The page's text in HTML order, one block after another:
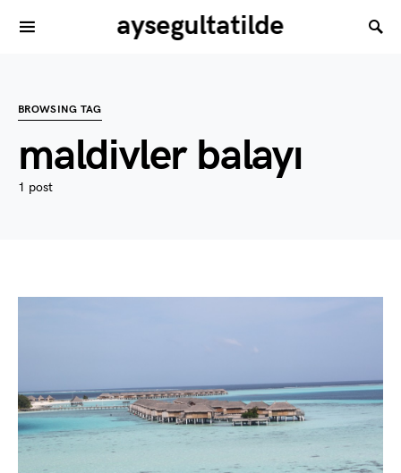
aysegultatilde
BROWSING TAG
maldivler balayı
1 post